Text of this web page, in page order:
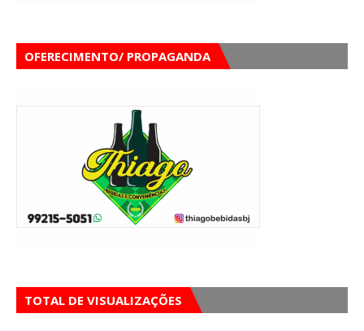
OFERECIMENTO/ PROPAGANDA
TOTAL DE VISUALIZAÇÕES